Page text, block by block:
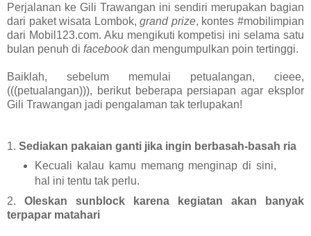
Perjalanan ke Gili Trawangan ini sendiri merupakan bagian
dari paket wisata Lombok,grand prize, kontes #mobilimpian
dari Mobil123.com. Aku mengikuti kompetisi ini selama satu
bulan penuh di facebookdan mengumpulkan poin tertinggi.
Baiklah, sebelum memulai petualangan, cieee,
(((petualangan))), berikut beberapa persiapan agar eksplor
Gili Trawangan jadi pengalaman tak terlupakan!
1. Sediakan pakaian ganti jika ingin berbasah-basah ria
Kecuali kalau kamu memang menginap di sini,
hal ini tentu tak perlu.
2. Oleskan sunblock karena kegiatan akan banyak
terpapar matahari